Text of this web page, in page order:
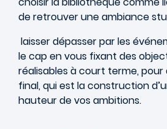
de retrouver une ambiance
laisser dépasser par les
le cap en vous fixant des
réalisables à court terme,
final, qui est la construction
hauteur de vos ambitions.